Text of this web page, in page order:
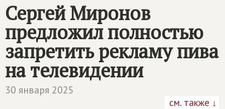
Сергей Миронов
предложил полностью
запретить рекламу пива
на телевидении
30 января 2025
см. также ↓